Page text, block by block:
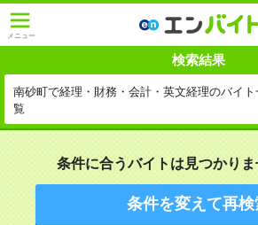
メニュー
検索結果
南砂町で経理・財務・会計・英文経理のバイト
覧
条件に合うバイトは見つかりま
条件を変えて再検